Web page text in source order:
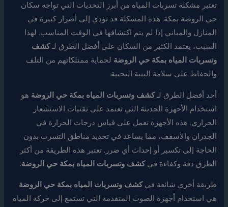
تعتبر مشكلة تسربات المياه من أبرز التحديات التي تواجه سكان
حي الروضة بمكة. هذه المشكلة قد تؤدي إلى أضرار كبيرة في
المنازل والمباني إذا لم يتم اكتشافها في الوقت المناسب. لهذا
السبب، يعتمد الكثير من السكان على أفضل الطرق لـكشف
وتسربات المياه بمكة حي الروضة لحماية ممتلكاتهم من التلف
والحفاظ على سلامة البنية التحتية.
أحد أفضل الطرق لـكشف وتسربات المياه بمكة حي الروضة هو
استخدام الأجهزة الحديثة التي تعتمد على تقنيات الاستشعار
الحراري. هذه الأجهزة تعمل على قياس درجات الحرارة في
الجدران والأسقف، مما يساعد في تحديد مناطق التسرب بدون
الحاجة إلى تكسير أو إحداث أي ضرر. تعتبر هذه الطريقة من أكثر
الطرق دقة وكفاءة فيكشف وتسربات المياه بمكة حي الروضة.
طريقة أخرى شائعة فيكشف وتسربات المياه بمكة حي الروضة
هي استخدام أجهزة الصوت المتقدمة التي تستمع إلى حركة المياه